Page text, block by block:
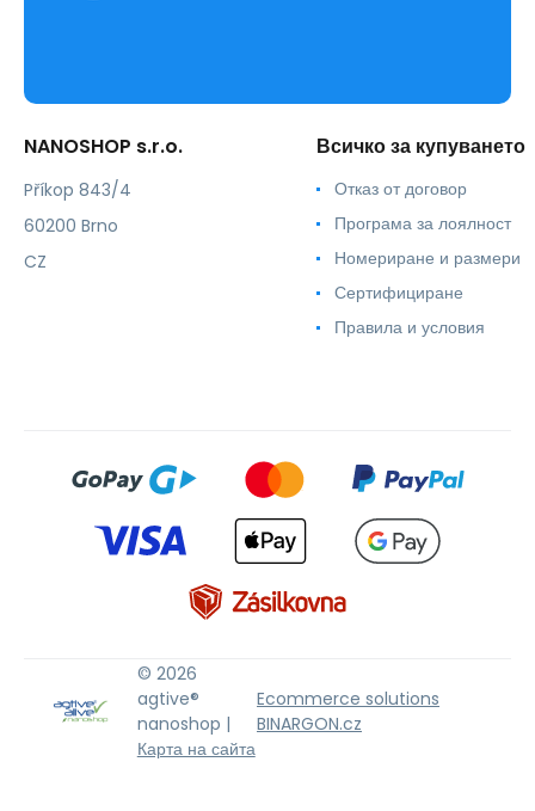
NANOSHOP s.r.o.
Příkop 843/4
60200 Brno
CZ
Всичко за купуването
Отказ от договор
Програма за лоялност
Номериране и размери
Сертифициране
Правила и условия
© 2026
agtive®
nanoshop |
Карта на сайта
Ecommerce solutions
BINARGON.cz